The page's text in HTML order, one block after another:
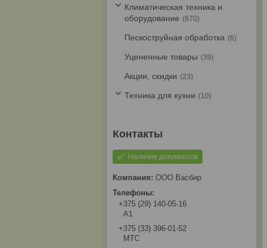
Климатическая техника и
оборудование
870
Пескоструйная обработка 6
Уцененные товары 39
Акции, скидки 23
Техника для кухни 10
Наличие документов
ООО Васбир
+375 (29) 140-05-16
A1
+375 (33) 396-01-52
МТС